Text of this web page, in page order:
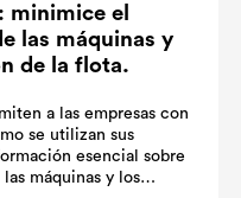
minimice el
las máquinas y
de la flota.
a las empresas con
se utilizan sus
esencial sobre
máquinas y los